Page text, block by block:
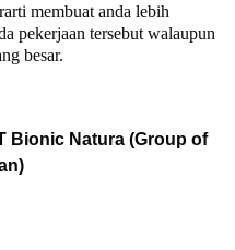
membuat anda lebih
pekerjaan tersebut walaupun
besar.
Bionic Natura (Group of